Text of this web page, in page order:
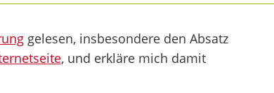
gelesen, insbesondere den Absatz
, und erkläre mich damit